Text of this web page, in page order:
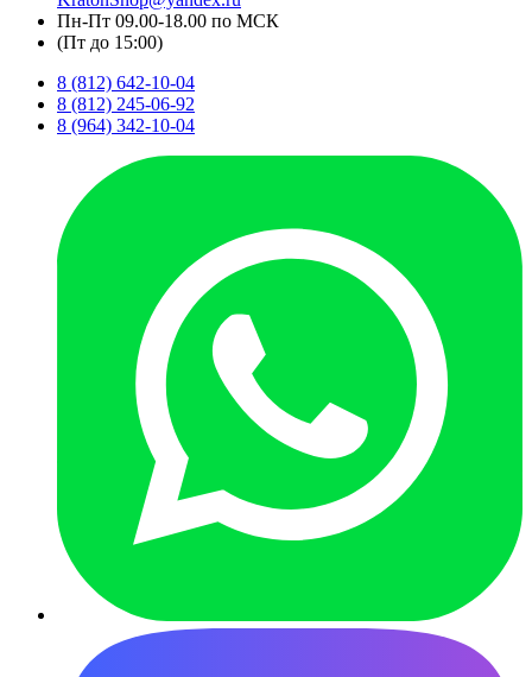
Пн-Пт 09.00-18.00 по МСК
(Пт до 15:00)
8 (812) 642-10-04
8 (812) 245-06-92
8 (964) 342-10-04